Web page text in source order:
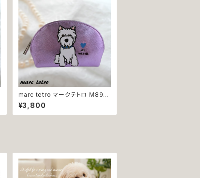
marc tetro マークテトロ M89
コインケース ポーチ 小物入れ 化
粧ポーチ コスメポーチ ウエストハ
イランドホワイトテリア 犬
¥3,800